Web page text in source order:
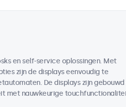
en self-service oplossingen. Met
zijn de displays eenvoudig te
De displays zijn
met nauwkeurige